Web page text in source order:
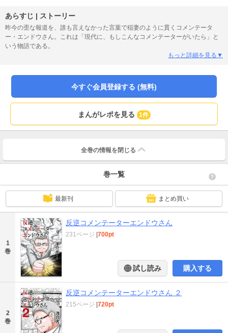
あらすじ | ストーリー
昨今の歪な報道を、誰も言えなかった言葉で稲妻のように貫くコメンテータ
ー・エンドウさん。これは「現代に、もしこんなコメンテーターがいたら」と
いう物語である。
もっと詳細を見る▼
今すぐ会員登録する (無料)
まんがレポを見る 1件
全巻の情報を 閉じる
巻一覧
最新刊 まとめ買い
1
巻
反逆コメンテーターエンドウさん
231ページ |700pt
試し読み 購入する
2
巻
反逆コメンテーターエンドウさん ２
215ページ |720pt